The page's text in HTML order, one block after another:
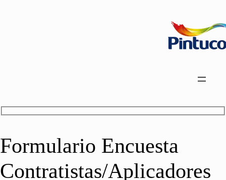
Formulario Encuesta
Contratistas/Aplicadores